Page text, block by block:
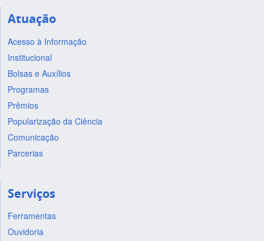
Atuação
Acesso à Informação
Institucional
Bolsas e Auxílios
Programas
Prêmios
Popularização da Ciência
Comunicação
Parcerias
Serviços
Ferramentas
Ouvidoria